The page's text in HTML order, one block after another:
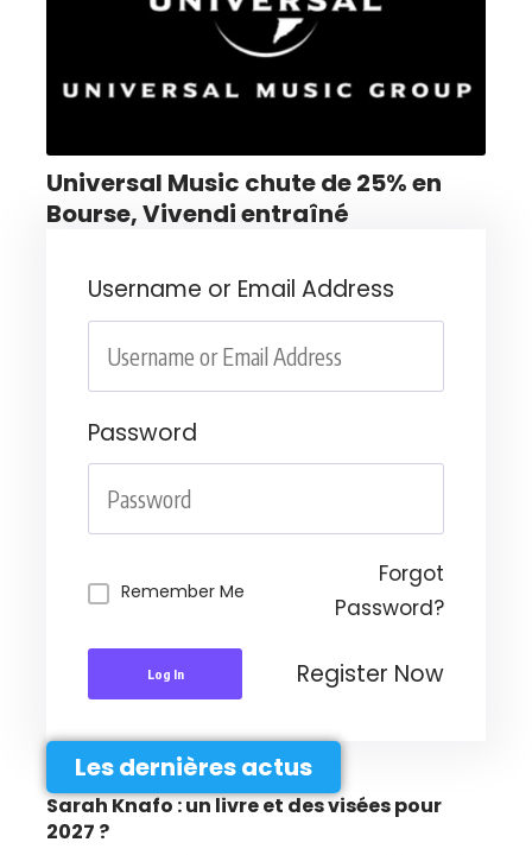
Universal Music chute de 25% en
Bourse, Vivendi entraîné
Username or Email Address
Password
Remember Me
Forgot
Password?
Log In Register Now
Les dernières actus
Sarah Knafo : un livre et des visées pour
2027 ?